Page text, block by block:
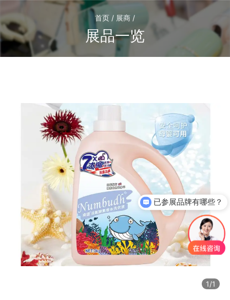
首页 / 展商 /
展品一览
1/1
已参展品牌有哪些？